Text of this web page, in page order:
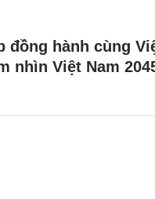
đồng hành cùng
nhìn Việt Nam